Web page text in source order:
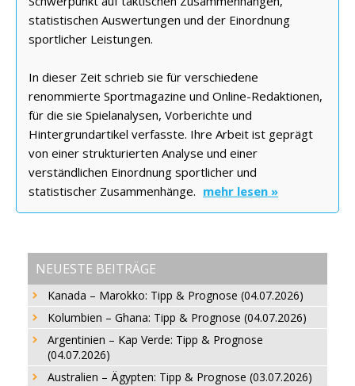
statistischen Auswertungen und der Einordnung
sportlicher Leistungen.
In dieser Zeit schrieb sie für verschiedene
renommierte Sportmagazine und Online-Redaktionen,
für die sie Spielanalysen, Vorberichte und
Hintergrundartikel verfasste. Ihre Arbeit ist geprägt
von einer strukturierten Analyse und einer
verständlichen Einordnung sportlicher und
statistischer Zusammenhänge. mehr lesen »
NEUESTE BEITRÄGE
Kanada – Marokko: Tipp & Prognose (04.07.2026)
Kolumbien – Ghana: Tipp & Prognose (04.07.2026)
Argentinien – Kap Verde: Tipp & Prognose
(04.07.2026)
Australien – Ägypten: Tipp & Prognose (03.07.2026)